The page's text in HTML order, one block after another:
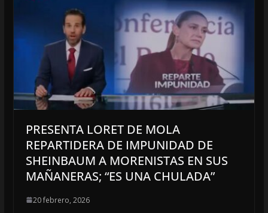
PRESENTA LORET DE MOLA
REPARTIDERA DE IMPUNIDAD DE
SHEINBAUM A MORENISTAS EN SUS
MAÑANERAS; “ES UNA CHULADA”
20 febrero, 2026